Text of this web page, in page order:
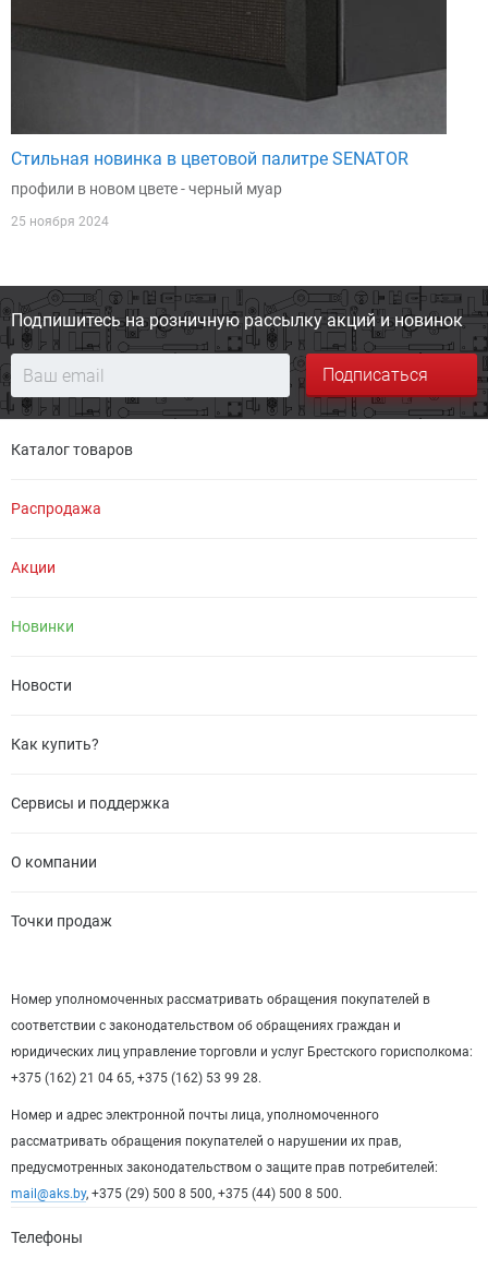
Стильная новинка в цветовой палитре SENATOR
профили в новом цвете - черный муар
25 ноября 2024
Подпишитесь на розничную рассылку акций и новинок
Подписаться
Каталог товаров
Распродажа
Акции
Новинки
Новости
Как купить?
Сервисы и поддержка
О компании
Точки продаж
Номер уполномоченных рассматривать обращения покупателей в
соответствии с законодательством об обращениях граждан и
юридических лиц управление торговли и услуг Брестского горисполкома:
+375 (162) 21 04 65, +375 (162) 53 99 28.
Номер и адрес электронной почты лица, уполномоченного
рассматривать обращения покупателей о нарушении их прав,
предусмотренных законодательством о защите прав потребителей:
mail@aks.by, +375 (29) 500 8 500, +375 (44) 500 8 500.
Телефоны